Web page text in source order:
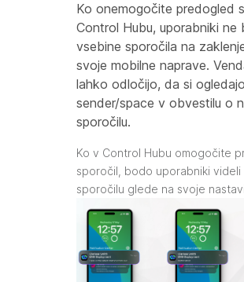
Ko onemogočite predogled
Control Hubu, uporabniki ne
vsebine sporočila na
svoje mobilne naprave.
lahko odločijo, da si
sender/space v obvestilu o
sporočilu.
Ko v Control Hubu omogočite
sporočil, bodo uporabniki
sporočilu glede na svoje